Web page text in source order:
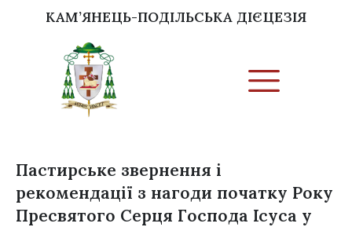
КАМ’ЯНЕЦЬ-ПОДІЛЬСЬКА ДІЄЦЕЗІЯ
Пастирське звернення і
рекомендації з нагоди початку Року
Пресвятого Серця Господа Ісуса у